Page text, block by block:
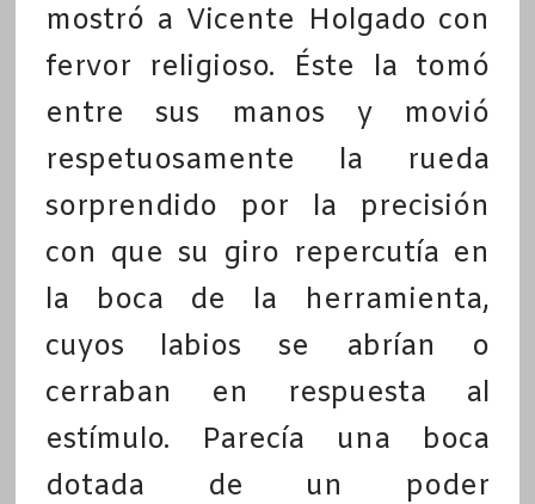
mostró a Vicente Holgado con
fervor religioso. Éste la tomó
entre sus manos y movió
respetuosamente la rueda
sorprendido por la precisión
con que su giro repercutía en
la boca de la herramienta,
cuyos labios se abrían o
cerraban en respuesta al
estímulo. Parecía una boca
dotada de un poder